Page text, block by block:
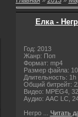
Елка -
Год: 2013
Жанр: Поп
Формат: mp4
Размер файла:
Длительность: 1h
Общий битрейт:
Видео: MPEG4,
Аудио: AAC LC,
Негро
Читать